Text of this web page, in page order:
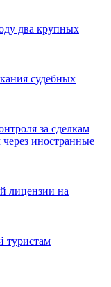
два крупных
судебных
за сделкам
иностранные
лицензии на
туристам